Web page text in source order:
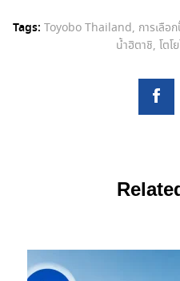
Tags: Toyobo Thailand, การเลือ
น้ำฮิตาชิ, โตโ